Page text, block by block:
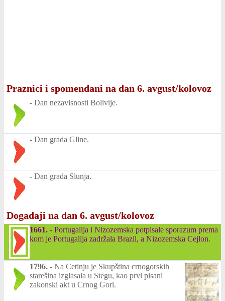
Praznici i spomendani na dan 6. avgust/kolovoz
- Dan nezavisnosti Bolivije.
- Dan grada Gline.
- Dan grada Slunja.
Događaji na dan 6. avgust/kolovoz
1661. - Portugalija i Nizozemska potpisale sporazum prema
kom je Portugalija zadržala Brazil, a Nizozemska Cejlon.
1796. - Na Cetinju je Skupština crnogorskih
starešina izglasala u Stegu, kao prvi pisani
zakonski akt u Crnog Gori.